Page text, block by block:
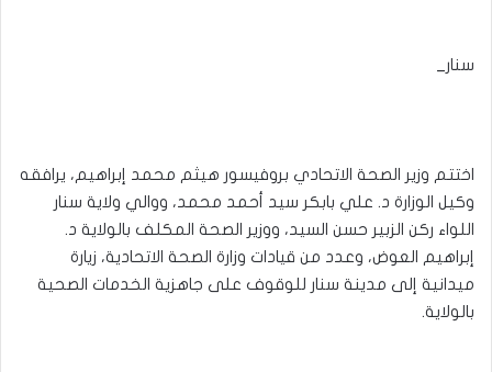
سنار_
اختتم وزير الصحة الاتحادي بروفيسور هيثم محمد إبراهيم، يرافقه
وكيل الوزارة د. علي بابكر سيد أحمد محمد، ووالي ولاية سنار
اللواء ركن الزبير حسن السيد، ووزير الصحة المكلف بالولاية د.
إبراهيم العوض، وعدد من قيادات وزارة الصحة الاتحادية، زيارة
ميدانية إلى مدينة سنار للوقوف على جاهزية الخدمات الصحية
بالولاية.